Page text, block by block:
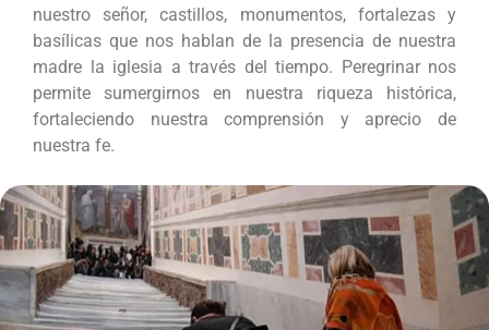
nuestro señor, castillos, monumentos, fortalezas y
basílicas que nos hablan de la presencia de nuestra
madre la iglesia a través del tiempo. Peregrinar nos
permite sumergirnos en nuestra riqueza histórica,
fortaleciendo nuestra comprensión y aprecio de
nuestra fe.